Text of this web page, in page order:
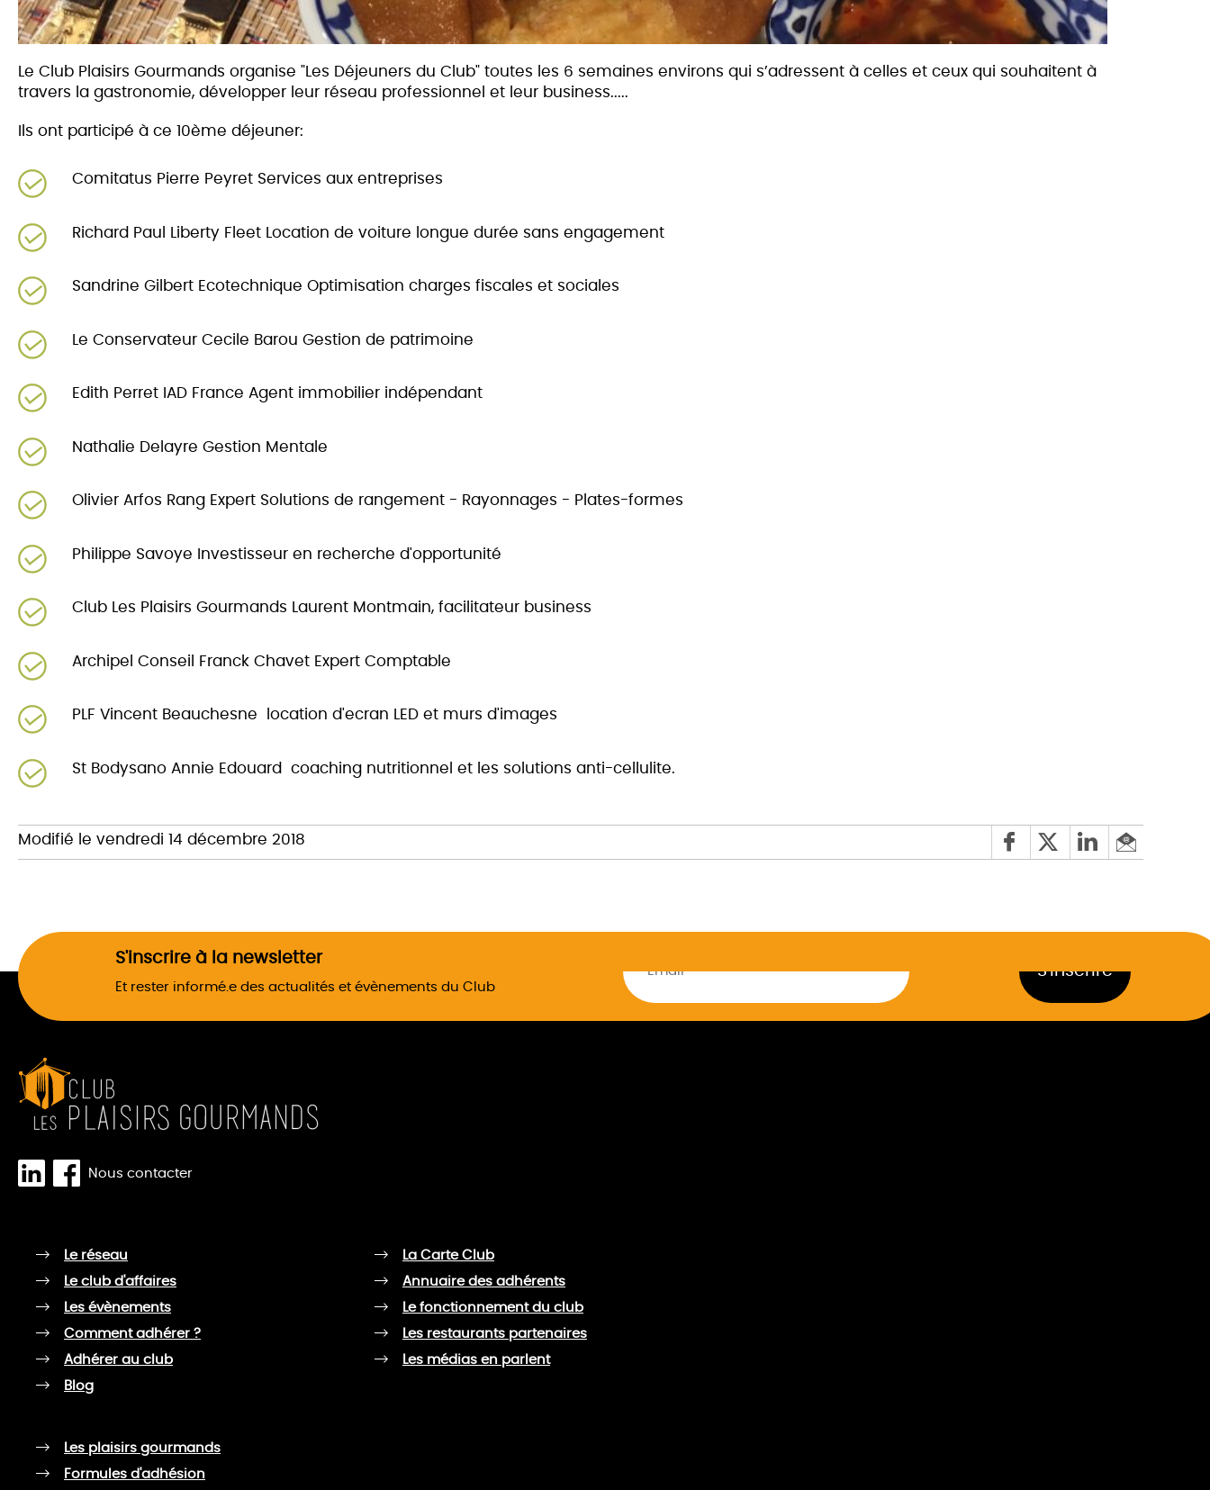
Le Club Plaisirs Gourmands organise "Les Déjeuners du Club" toutes les 6 semaines environs qui s’adressent à celles et ceux qui souhaitent à
travers la gastronomie, développer leur réseau professionnel et leur business.....
Ils ont participé à ce 10ème déjeuner:
Comitatus Pierre Peyret Services aux entreprises
Richard Paul Liberty Fleet Location de voiture longue durée sans engagement
Sandrine Gilbert Ecotechnique Optimisation charges fiscales et sociales
Le Conservateur Cecile Barou Gestion de patrimoine
Edith Perret IAD France Agent immobilier indépendant
Nathalie Delayre Gestion Mentale
Olivier Arfos Rang Expert Solutions de rangement - Rayonnages - Plates-formes
Philippe Savoye Investisseur en recherche d'opportunité
Club Les Plaisirs Gourmands Laurent Montmain, facilitateur business
Archipel Conseil Franck Chavet Expert Comptable
PLF Vincent Beauchesne location d'ecran LED et murs d'images
St Bodysano Annie Edouard coaching nutritionnel et les solutions anti-cellulite.
Modifié le vendredi 14 décembre 2018
S'inscrire à la newsletter
Et rester informé.e des actualités et évènements du Club
Nous contacter
Le réseau
Le club d'affaires
Les évènements
Comment adhérer ?
Adhérer au club
Blog
La Carte Club
Annuaire des adhérents
Le fonctionnement du club
Les restaurants partenaires
Les médias en parlent
Les plaisirs gourmands
Formules d'adhésion